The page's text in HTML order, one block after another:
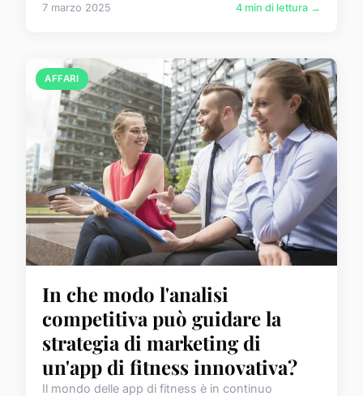
7 marzo 2025 4 min di lettura →
AFFARI
In che modo l'analisi
competitiva può guidare la
strategia di marketing di
un'app di fitness innovativa?
Il mondo delle app di fitness è in continuo